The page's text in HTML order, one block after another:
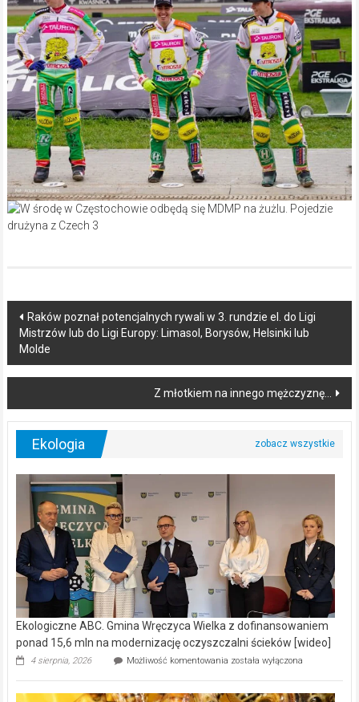
Post
navigation
Raków poznał potencjalnych rywali w 3. rundzie el. do Ligi
Mistrzów lub do Ligi Europy: Limasol, Borysów, Helsinki lub
Molde
Z młotkiem na innego mężczyznę…
Ekologia
Ekologiczne ABC. Gmina Wręczyca Wielka z dofinansowaniem
ponad 15,6 mln na modernizację oczyszczalni ścieków [wideo]
4 sierpnia, 2026 Możliwość komentowania Ekologiczne
Wręczyca
została wyłączona